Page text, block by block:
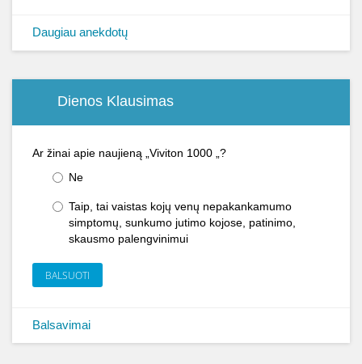
Daugiau anekdotų
Dienos Klausimas
Ar žinai apie naujieną „Viviton 1000 „?
Ne
Taip, tai vaistas kojų venų nepakankamumo
simptomų, sunkumo jutimo kojose, patinimo,
skausmo palengvinimui
BALSUOTI
Balsavimai